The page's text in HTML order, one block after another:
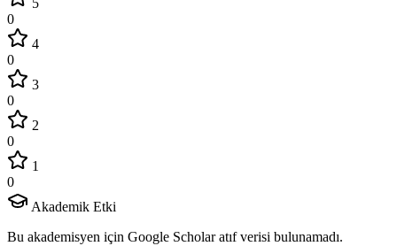
0
4
0
3
0
2
0
1
0
Akademik Etki
Bu akademisyen için Google Scholar atıf verisi bulunamadı.